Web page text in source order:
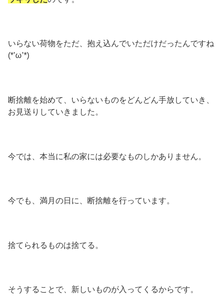
いらない荷物をただ、抱え込んでいただけだったんですね
(*’ω’*)
断捨離を始めて、いらないものをどんどん手放していき、
お見送りしていきました。
今では、本当に私の家には必要なものしかありません。
今でも、満月の日に、断捨離を行っています。
捨てられるものは捨てる。
そうすることで、新しいものが入ってくるからです。